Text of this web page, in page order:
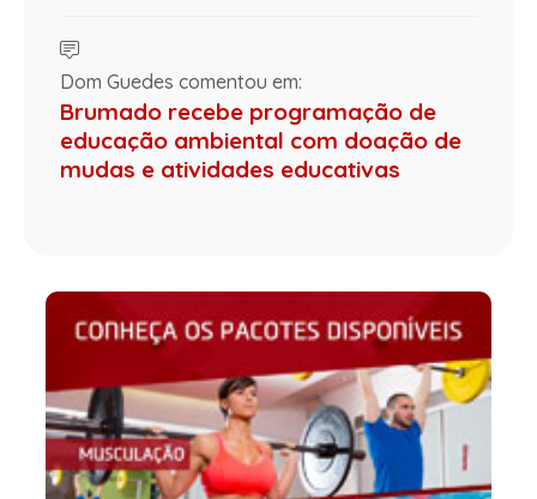
Dom Guedes comentou em:
Brumado recebe programação de
educação ambiental com doação de
mudas e atividades educativas